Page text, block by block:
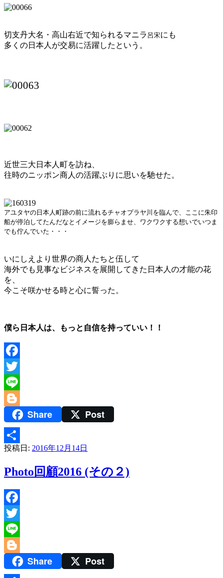
切支丹大名・高山右近で知られるマニラ 呂宋にも
多くの日本人が交易に活躍したという。
近世三大日本人町を訪ね、
往時のニッポン商人の活躍ぶりに思いを馳せた。
アユタヤの日本人町跡の前に流れるチャオプラヤ川を臨んで、ここに朱印
船が停泊してたんだなとイメージを膨らませ、ワクワクする想いでいつま
でも佇んでいた・・・
いにしえより世界の商人たちと伍して
海外でも見事なビジネスを展開してきた日本人の才能の花
を、
今こそ咲かせる時と心に誓った。
僕ら日本人は、もっと自信を持っていい！！
Facebook
Twitter
Line
BloggerShare Post
共
有
投稿日: 2016年12月14日
Photo回顧2016 (その２)
Facebook
Twitter
Line
BloggerShare Post